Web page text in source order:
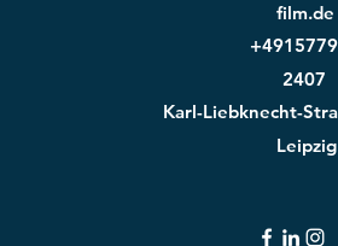
Imagefilm oder
Die Frage, die über
Videobudget
film.de
2407
Karl-Liebknecht-
Leipzig